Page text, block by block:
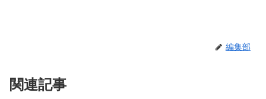
編集部
関連記事